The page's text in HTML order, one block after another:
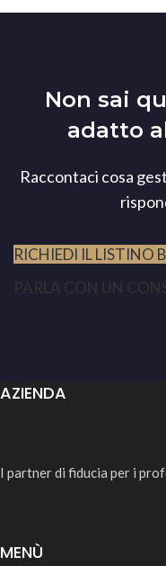
Non sai
adatto
Raccontaci cosa
RICHIEDI IL LISTINO
AZIENDA
I partner di fiducia per i
MENÙ